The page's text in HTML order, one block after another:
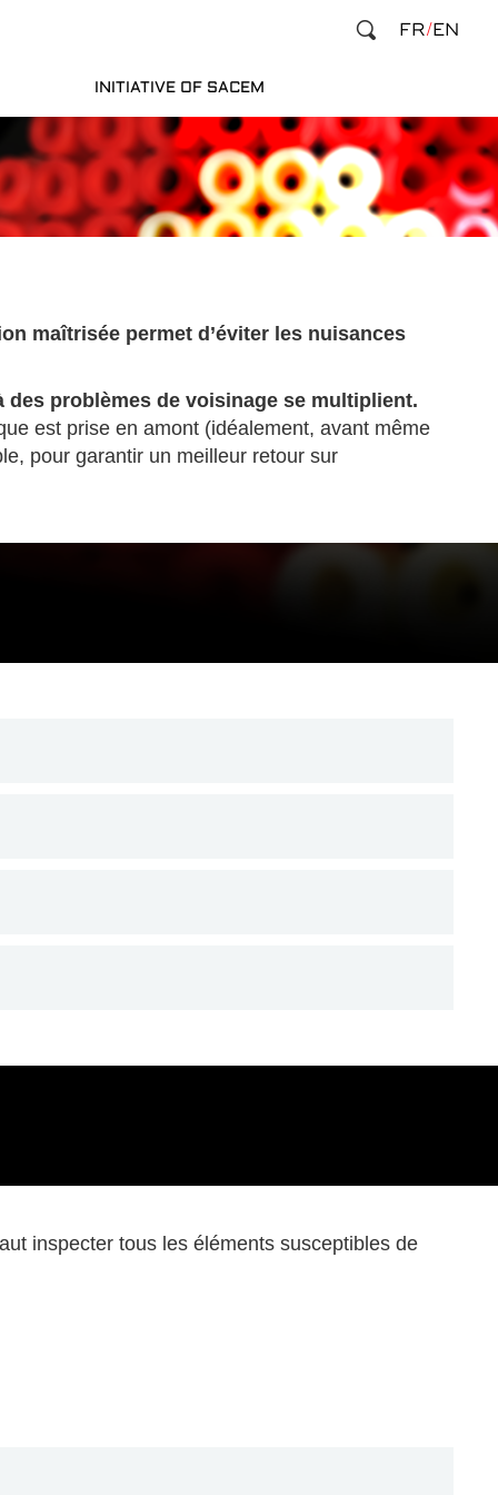
INITIATIVE OF SACEM
FR EN
maîtrisée permet d’éviter les nuisances
problèmes de voisinage se multiplient.
est prise en amont (idéalement, avant même
pour garantir un meilleur retour sur
inspecter tous les éléments susceptibles de